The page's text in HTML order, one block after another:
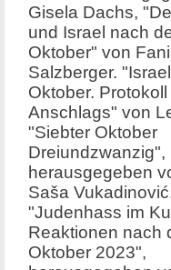
Gisela Dachs,
und Israel nach
Oktober" von
Salzberger.
Oktober.
Anschlags" von
"Siebter Oktober
Dreiundzwanzig",
herausgegeben
Saša
"Judenhass im
Reaktionen nach
Oktober 2023",